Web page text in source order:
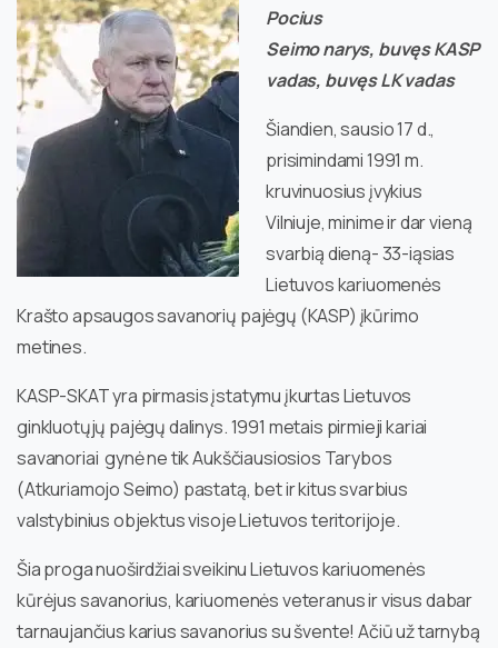
Pocius
Seimo narys, buvęs KASP
vadas, buvęs LK vadas
Šiandien, sausio 17 d.,
prisimindami 1991 m.
kruvinuosius įvykius
Vilniuje, minime ir dar vieną
svarbią dieną- 33-iąsias
Lietuvos kariuomenės
Krašto apsaugos savanorių pajėgų (KASP) įkūrimo
metines.
KASP-SKAT yra pirmasis įstatymu įkurtas Lietuvos
ginkluotųjų pajėgų dalinys. 1991 metais pirmieji kariai
savanoriai gynė ne tik Aukščiausiosios Tarybos
(Atkuriamojo Seimo) pastatą, bet ir kitus svarbius
valstybinius objektus visoje Lietuvos teritorijoje.
Šia proga nuoširdžiai sveikinu Lietuvos kariuomenės
kūrėjus savanorius, kariuomenės veteranus ir visus dabar
tarnaujančius karius savanorius su švente! Ačiū už tarnybą